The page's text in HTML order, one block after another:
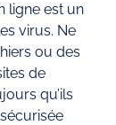
ligne est un
virus. Ne
ou des
de
qu’ils